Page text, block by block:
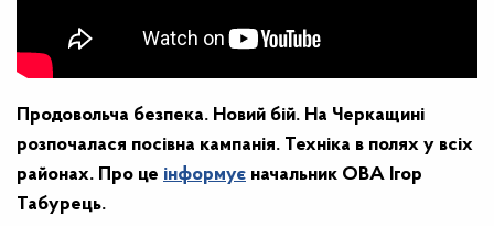
Продовольча безпека. Новий бій. На Черкащині
розпочалася посівна кампанія. Техніка в полях у всіх
районах. Про це інформує начальник ОВА Ігор
Табурець.